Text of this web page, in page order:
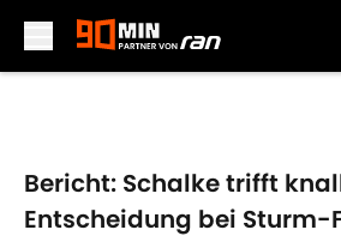
Bericht: Schalke trifft
Entscheidung bei Sturm-